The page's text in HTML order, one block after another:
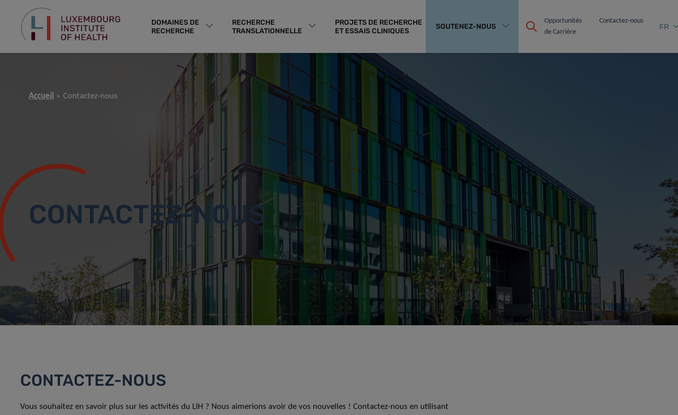
DOMAINES DE
RECHERCHE
RECHERCHE
TRANSLATIONNELLE
PROJETS DE RECHERCHE
ET ESSAIS CLINIQUES
SOUTENEZ-NOUS
Opportunités
de Carrière
Contactez-nous
FR
Accueil Contactez-nous
CONTACTEZ-NOUS
CONTACTEZ-NOUS
Vous souhaitez en savoir plus sur les activités du LIH ? Nous aimerions avoir de vos nouvelles ! Contactez-nous en utilisant